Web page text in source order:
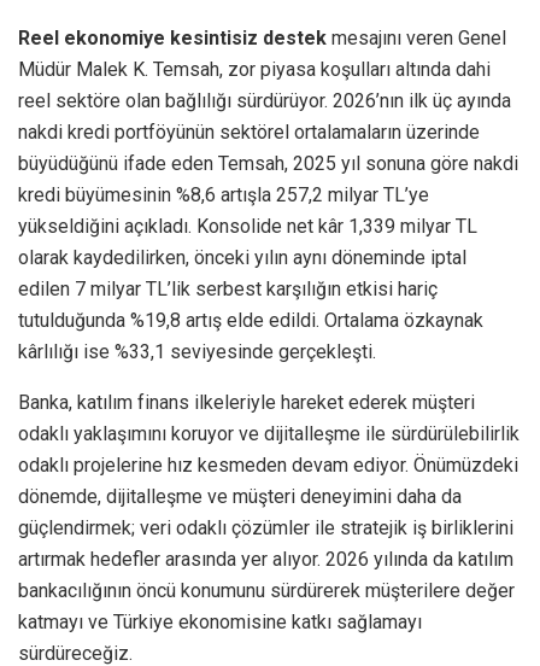
Reel ekonomiye kesintisiz destek mesajını veren Genel
Müdür Malek K. Temsah, zor piyasa koşulları altında dahi
reel sektöre olan bağlılığı sürdürüyor. 2026’nın ilk üç ayında
nakdi kredi portföyünün sektörel ortalamaların üzerinde
büyüdüğünü ifade eden Temsah, 2025 yıl sonuna göre nakdi
kredi büyümesinin %8,6 artışla 257,2 milyar TL’ye
yükseldiğini açıkladı. Konsolide net kâr 1,339 milyar TL
olarak kaydedilirken, önceki yılın aynı döneminde iptal
edilen 7 milyar TL’lik serbest karşılığın etkisi hariç
tutulduğunda %19,8 artış elde edildi. Ortalama özkaynak
kârlılığı ise %33,1 seviyesinde gerçekleşti.
Banka, katılım finans ilkeleriyle hareket ederek müşteri
odaklı yaklaşımını koruyor ve dijitalleşme ile sürdürülebilirlik
odaklı projelerine hız kesmeden devam ediyor. Önümüzdeki
dönemde, dijitalleşme ve müşteri deneyimini daha da
güçlendirmek; veri odaklı çözümler ile stratejik iş birliklerini
artırmak hedefler arasında yer alıyor. 2026 yılında da katılım
bankacılığının öncü konumunu sürdürerek müşterilere değer
katmayı ve Türkiye ekonomisine katkı sağlamayı
sürdüreceğiz.